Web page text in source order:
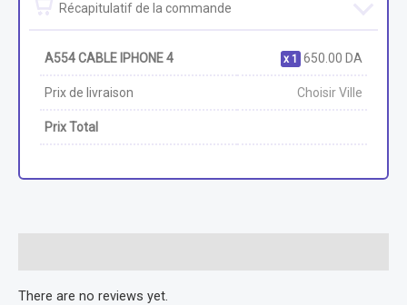
Récapitulatif de la commande
A554 CABLE IPHONE 4 1 650.00 DA
Prix de livraison Choisir Ville
Prix Total
There are no reviews yet.